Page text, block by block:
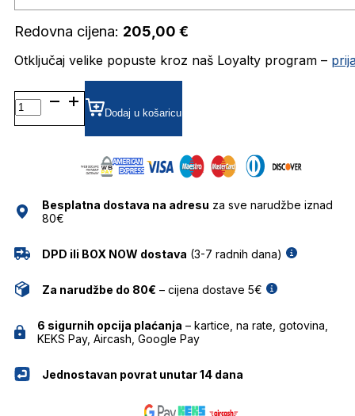
Redovna cijena: 205,00 €
Otključaj velike popuste kroz naš Loyalty program –
MOL634 DIOPTRIJSKI
OKVIRI
MOSCHINO
Dodaj u košaricu
Besplatna dostava na adresu za sve narudžbe iznad
80€
DPD ili BOX NOW dostava (3-7 radnih dana)
Za narudžbe do 80€ – cijena dostave 5€
6 sigurnih opcija plaćanja – kartice, na rate, gotovina,
KEKS Pay, Aircash, Google Pay
Jednostavan povrat unutar 14 dana